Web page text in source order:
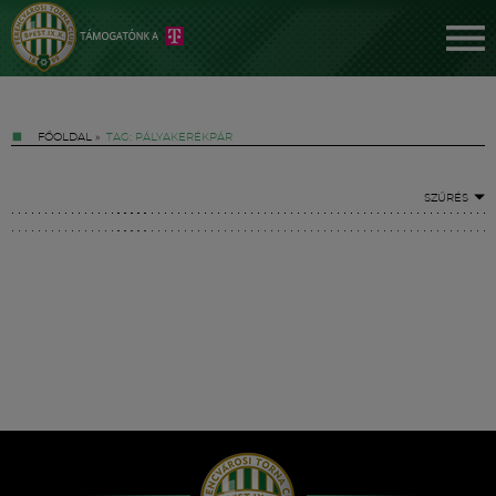
FŐOLDAL » TAG: PÁLYAKERÉKPÁR
SZŰRÉS
Hírek